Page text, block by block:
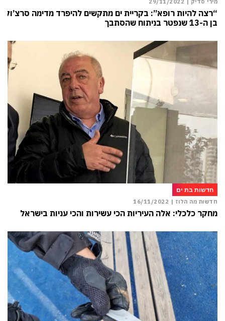
“רצה להיות רופא”: בקריית ים מתקשים להיפרד מדימה סרצ’וק
בן ה-13 שנפטר בניתוח שהסתבך
חדשות בת ים
חדשות מה הלוז | 16/11/2022
מחקר כלכלי: אלה העיריות הכי עשירות והכי עניות בישראל